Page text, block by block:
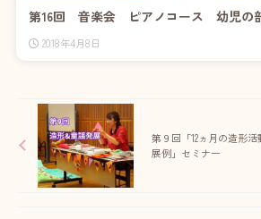
第16回 音楽会 ピアノコース 幼児の
2018年4月8日
第９回「12ヵ月の造形
展例」セミナー